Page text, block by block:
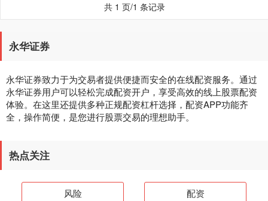
共 1 页/1 条记录
永华证券
永华证券致力于为交易者提供便捷而安全的在线配资服务。通过
永华证券用户可以轻松完成配资开户，享受高效的线上股票配资
体验。在这里还提供多种正规配资杠杆选择，配资APP功能齐
全，操作简便，是您进行股票交易的理想助手。
热点关注
风险 配资